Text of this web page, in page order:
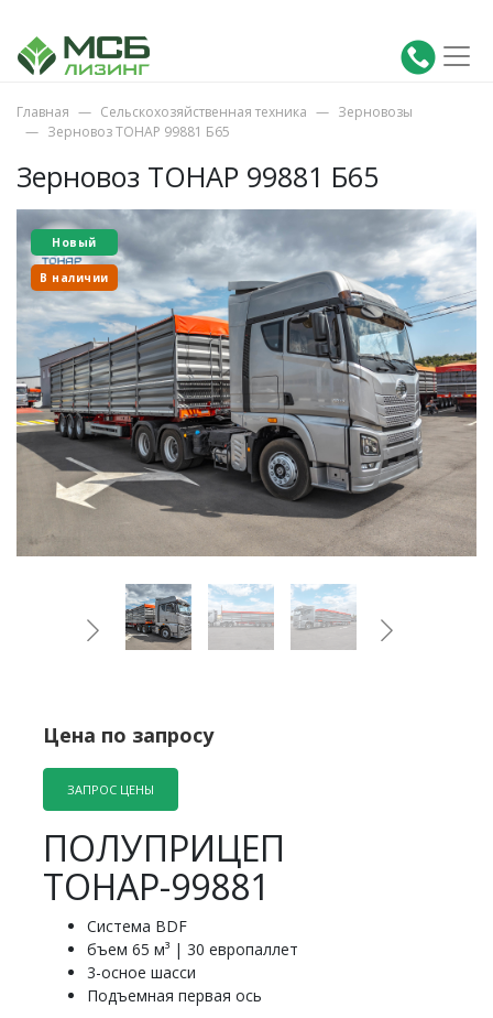
Главная Сельскохозяйственная техника
Зерновозы
Зерновоз ТОНАР 99881 Б65
Зерновоз ТОНАР 99881 Б65
Новый
В наличии
Цена по запросу
ЗАПРОС ЦЕНЫ
ПОЛУПРИЦЕП
ТОНАР-99881
Система BDF
бъем 65 м³ | 30 европаллет
3-осное шасси
Подъемная первая ось